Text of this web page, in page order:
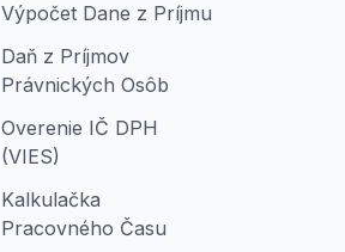
Výpočet Dane z Príjmu
Daň z Príjmov
Právnických Osôb
Overenie IČ DPH
(VIES)
Kalkulačka
Pracovného Času